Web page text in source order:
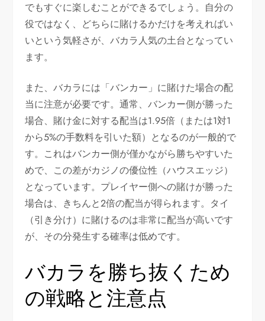
でもすぐに楽しむことができるでしょう。自分の
役ではなく、どちらに賭けるかだけを考えればい
いという気軽さが、バカラ人気の土台となってい
ます。
また、バカラには「バンカー」に賭けた場合の配
当に注意が必要です。通常、バンカー側が勝った
場合、賭け金に対する配当は1.95倍（または1対1
から5%の手数料を引いた額）となるのが一般的で
す。これはバンカー側が僅かながら勝ちやすいた
めで、この差がカジノの優位性（ハウスエッジ）
となっています。プレイヤー側への賭けが勝った
場合は、きちんと2倍の配当が得られます。タイ
（引き分け）に賭けるのは非常に配当が高いです
が、その分発生する確率は低めです。
バカラを勝ち抜くため
の戦略と注意点